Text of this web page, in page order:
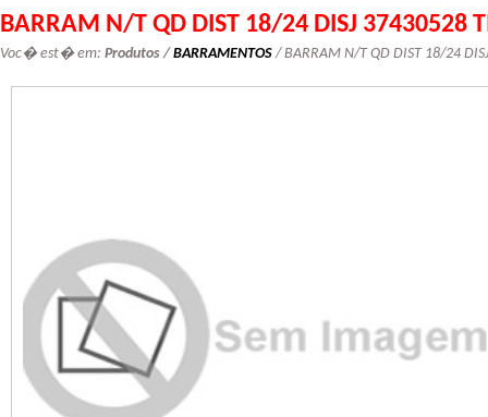
BARRAM N/T QD DIST 18/24 DISJ 37430528
Voc� est� em: Produtos / BARRAMENTOS/ BARRAM N/T QD DIST 18/24